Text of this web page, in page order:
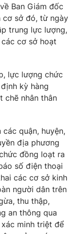
số 483/GP-BTTTT
Quốc Thắng,
932
Ban Giám đốc
cơ sở đó, từ ngày
trung lực lượng,
cơ sở hoạt
lực lượng chức
kỳ hàng
chẽ nhân thân
quận, huyện,
địa phương
đồng loạt ra
số điện thoại
các cơ sở kinh
người dân trên
thu thập,
an thông qua
minh triệt để